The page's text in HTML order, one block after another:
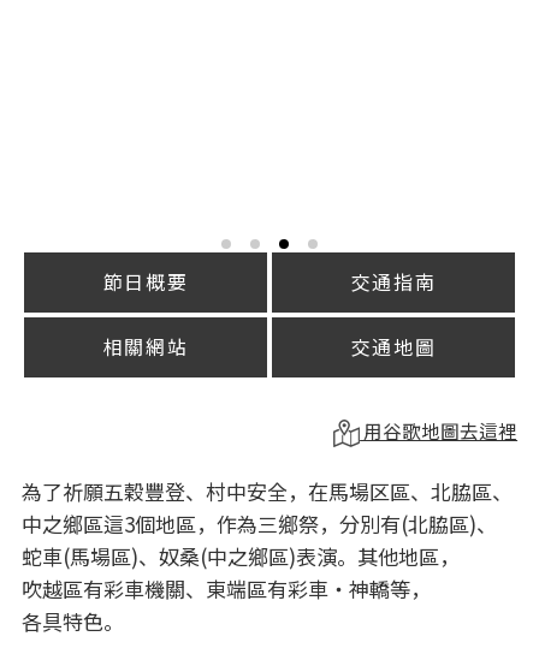
節日概要 交通指南
相關網站 交通地圖
用谷歌地圖去這裡
為了祈願五穀豐登、村中安全，在馬場区區、北脇區、
中之鄉區這3個地區，作為三鄉祭，分別有(北脇區)、
蛇車(馬場區)、奴桑(中之鄉區)表演。其他地區，
吹越區有彩車機關、東端區有彩車・神轎等，
各具特色。